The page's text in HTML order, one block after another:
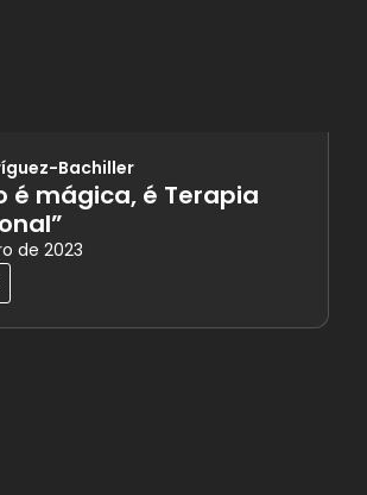
Bachiller
é mágica, é Terapia
de 2023